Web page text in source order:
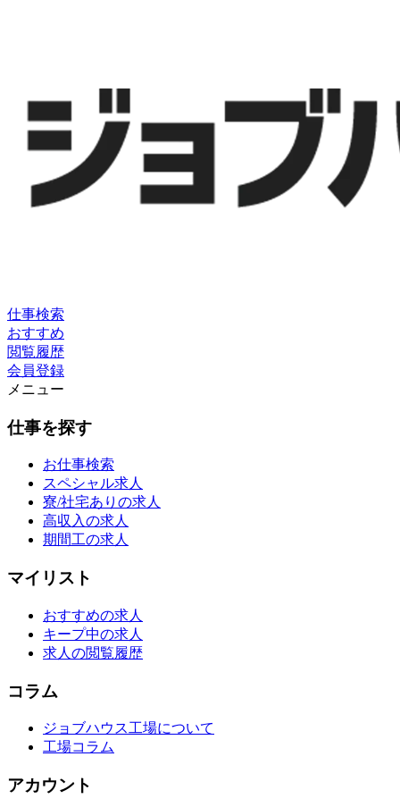
仕事検索
おすすめ
閲覧履歴
会員登録
メニュー
仕事を探す
お仕事検索
スペシャル求人
寮/社宅ありの求人
高収入の求人
期間工の求人
マイリスト
おすすめの求人
キープ中の求人
求人の閲覧履歴
コラム
ジョブハウス工場について
工場コラム
アカウント